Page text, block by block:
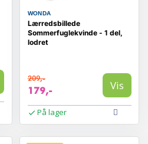
WONDA
Lærredsbillede
Sommerfuglekvinde - 1 del,
lodret
209,-
179,- Vis
På lager